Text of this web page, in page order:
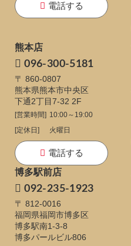
電話する
熊本店
096-300-5181
〒 860-0807
熊本県熊本市中央区
下通2丁目7-32 2F
[営業時間] 10:00～19:00
[定休日]
火曜日
電話する
博多駅前店
092-235-1923
〒 812-0016
福岡県福岡市博多区
博多駅南1-3-8
博多パールビル806